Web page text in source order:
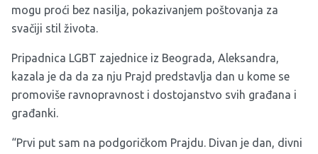
mogu proći bez nasilja, pokazivanjem poštovanja za
svačiji stil života.
Pripadnica LGBT zajednice iz Beograda, Aleksandra,
kazala je da da za nju Prajd predstavlja dan u kome se
promoviše ravnopravnost i dostojanstvo svih građana i
građanki.
“Prvi put sam na podgoričkom Prajdu. Divan je dan, divni